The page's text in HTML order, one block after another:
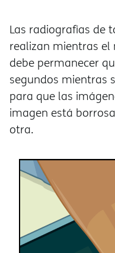
Las radiografías de
realizan mientras el
debe permanecer
segundos mientras
para que las
imagen está
otra.